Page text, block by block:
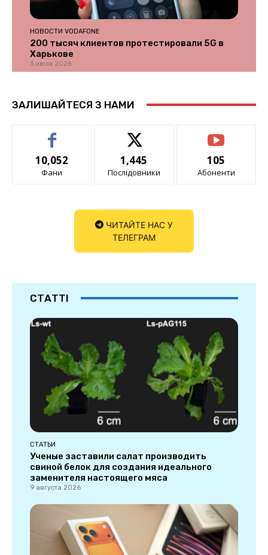
НОВОСТИ VODAFONE
200 тысяч клиентов протестировали 5G в
Харькове
3 июля 2026
ЗАЛИШАЙТЕСЯ З НАМИ
10,052
Фани
1,445
Послідовники
105
Абоненти
ЧИТАЙТЕ НАС У
ТЕЛЕГРАМ
СТАТТІ
СТАТЬИ
Ученые заставили салат производить
свиной белок для создания идеального
заменителя настоящего мяса
9 августа 2026